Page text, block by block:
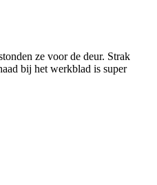
ze voor de deur. Strak
bij het werkblad is super